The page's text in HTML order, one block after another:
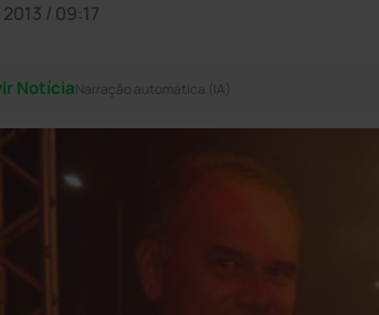
/ 09:17
NotíciaNarração automática (IA)